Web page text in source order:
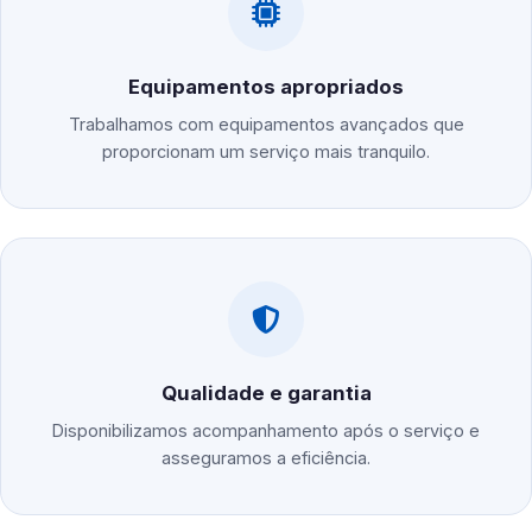
Equipamentos apropriados
Trabalhamos com equipamentos avançados que
proporcionam um serviço mais tranquilo.
Qualidade e garantia
Disponibilizamos acompanhamento após o serviço e
asseguramos a eficiência.